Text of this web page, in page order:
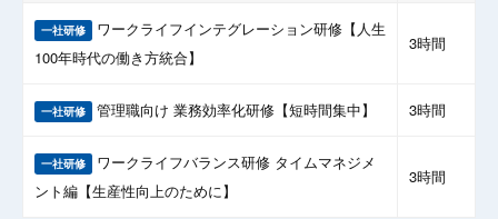
一社研修 ワークライフインテグレーション研修【人生
100年時代の働き方統合】
3時間
一社研修 管理職向け 業務効率化研修【短時間集中】 3時間
一社研修 ワークライフバランス研修 タイムマネジメ
ント編【生産性向上のために】
3時間